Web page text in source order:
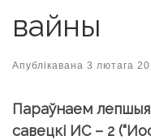
вайны
Апублікавана 3 лютага
Параўнаем лепшыя
савецкі ИС – 2